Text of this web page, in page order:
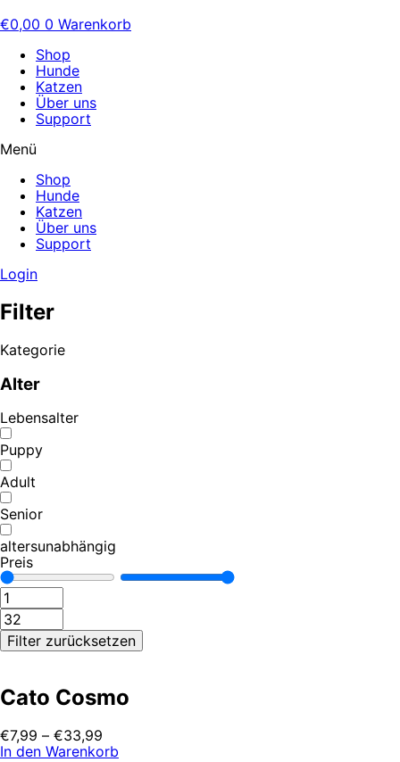
€0,00 0 Warenkorb
Shop
Hunde
Katzen
Über uns
Support
Menü
Shop
Hunde
Katzen
Über uns
Support
Login
Filter
Kategorie
Alter
Lebensalter
Puppy
Adult
Senior
altersunabhängig
Preis
Filter zurücksetzen
Cato Cosmo
€7,99 – €33,99
In den Warenkorb